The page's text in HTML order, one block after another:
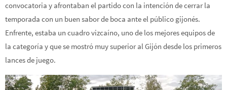
convocatoria y afrontaban el partido con la intención de cerrar la
temporada con un buen sabor de boca ante el público gijonés.
Enfrente, estaba un cuadro vizcaíno, uno de los mejores equipos de
la categoría y que se mostró muy superior al Gijón desde los primeros
lances de juego.